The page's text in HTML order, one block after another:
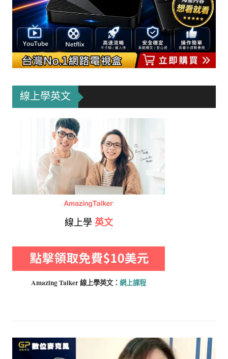
線上學英文
線上學 英文
Amazing Talker 線上學英文： 網上課程